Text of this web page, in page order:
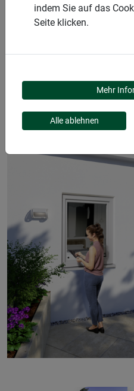
COOL
FENSTER
indem Sie auf das
Seite klicken.
Mehr
Alle ablehnen